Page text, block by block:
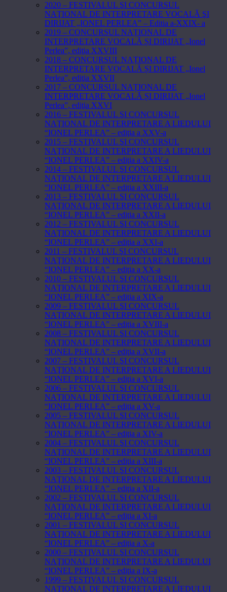
2020 – FESTIVALUL ŞI CONCURSUL
NAŢIONAL DE INTERPRETARE VOCALĂ ŞI
DIRIJAT „IONEL PERLEA” – Editia a-XXIX- a
2019 – CONCURSUL NAȚIONAL DE
INTERPRETARE VOCALĂ ȘI DIRIJAT „Ionel
Perlea”, ediţia XXVIII
2018 – CONCURSUL NAȚIONAL DE
INTERPRETARE VOCALĂ ȘI DIRIJAT „Ionel
Perlea”, ediţia XXVII
2017 – CONCURSUL NAȚIONAL DE
INTERPRETARE VOCALĂ ȘI DIRIJAT „Ionel
Perlea”, ediţia XXVI
2016 – FESTIVALUL ŞI CONCURSUL
NAŢIONAL DE INTERPRETARE A LIEDULUI
“IONEL PERLEA” – ediţia a XXV-a
2015 – FESTIVALUL ŞI CONCURSUL
NAŢIONAL DE INTERPRETARE A LIEDULUI
“IONEL PERLEA” – ediţia a XXIV-a
2014 – FESTIVALUL ŞI CONCURSUL
NAŢIONAL DE INTERPRETARE A LIEDULUI
“IONEL PERLEA” – ediţia a XXIII-a
2013 – FESTIVALUL ŞI CONCURSUL
NAŢIONAL DE INTERPRETARE A LIEDULUI
“IONEL PERLEA” – ediţia a XXII-a
2012 – FESTIVALUL ŞI CONCURSUL
NAŢIONAL DE INTERPRETARE A LIEDULUI
“IONEL PERLEA” – ediţia a XXI-a
2011 – FESTIVALUL ŞI CONCURSUL
NAŢIONAL DE INTERPRETARE A LIEDULUI
“IONEL PERLEA” – ediţia a XX-a
2010 – FESTIVALUL ŞI CONCURSUL
NAŢIONAL DE INTERPRETARE A LIEDULUI
“IONEL PERLEA” – ediţia a XIX-a
2009 – FESTIVALUL ŞI CONCURSUL
NAŢIONAL DE INTERPRETARE A LIEDULUI
“IONEL PERLEA” – ediţia a XVIII-a
2008 – FESTIVALUL ŞI CONCURSUL
NAŢIONAL DE INTERPRETARE A LIEDULUI
“IONEL PERLEA” – ediţia a XVII-a
2007 – FESTIVALUL ŞI CONCURSUL
NAŢIONAL DE INTERPRETARE A LIEDULUI
“IONEL PERLEA” – ediţia a XVI-a
2006 – FESTIVALUL ŞI CONCURSUL
NAŢIONAL DE INTERPRETARE A LIEDULUI
“IONEL PERLEA” – ediţia a XV-a
2005 – FESTIVALUL ŞI CONCURSUL
NAŢIONAL DE INTERPRETARE A LIEDULUI
“IONEL PERLEA” – ediţia a XIV-a
2004 – FESTIVALUL ŞI CONCURSUL
NAŢIONAL DE INTERPRETARE A LIEDULUI
“IONEL PERLEA” – ediţia a XIII-a
2003 – FESTIVALUL ŞI CONCURSUL
NAŢIONAL DE INTERPRETARE A LIEDULUI
“IONEL PERLEA” – ediţia a XII-a
2002 – FESTIVALUL ŞI CONCURSUL
NAŢIONAL DE INTERPRETARE A LIEDULUI
“IONEL PERLEA” – ediţia a XI-a
2001 – FESTIVALUL ŞI CONCURSUL
NAŢIONAL DE INTERPRETARE A LIEDULUI
“IONEL PERLEA” – ediţia a X-a
2000 – FESTIVALUL ŞI CONCURSUL
NAŢIONAL DE INTERPRETARE A LIEDULUI
“IONEL PERLEA” – ediţia a IX-a
1999 – FESTIVALUL ŞI CONCURSUL
NAŢIONAL DE INTERPRETARE A LIEDULUI